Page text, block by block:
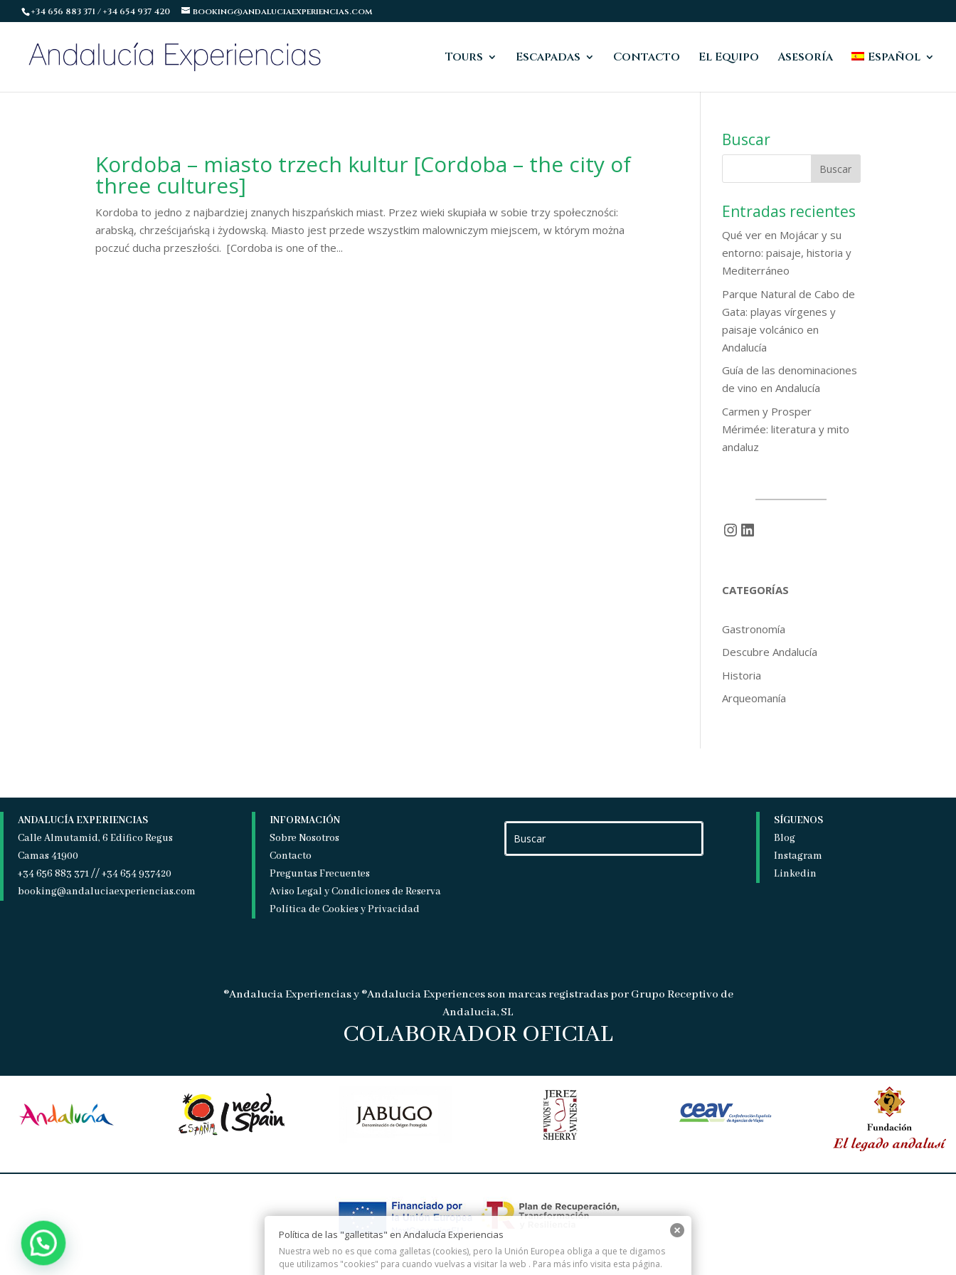
+34 656 883 371 / +34 654 937 420 booking@andaluciaexperiencias.com
Tours Escapadas Contacto El Equipo Asesoría Español
Kordoba – miasto trzech kultur [Cordoba – the city of
three cultures]
Kordoba to jedno z najbardziej znanych hiszpańskich miast. Przez wieki skupiała w sobie trzy społeczności:
arabską, chrześcijańską i żydowską. Miasto jest przede wszystkim malowniczym miejscem, w którym można
poczuć ducha przeszłości. [Cordoba is one of the...
Buscar
Entradas recientes
Qué ver en Mojácar y su
entorno: paisaje, historia y
Mediterráneo
Parque Natural de Cabo de
Gata: playas vírgenes y
paisaje volcánico en
Andalucía
Guía de las denominaciones
de vino en Andalucía
Carmen y Prosper
Mérimée: literatura y mito
andaluz
Instagram
LinkedIn
CATEGORÍAS
Gastronomía
Descubre Andalucía
Historia
Arqueomanía
ANDALUCÍA EXPERIENCIAS
Calle Almutamid, 6 Edifico Regus
Camas 41900
+34 656 883 371 // +34 654 937420
booking@andaluciaexperiencias.com
INFORMACIÓN
Sobre Nosotros
Contacto
Preguntas Frecuentes
Aviso Legal y Condiciones de Reserva
Política de Cookies y Privacidad
SÍGUENOS
Blog
Instagram
Linkedin
®Andalucia Experiencias y ®Andalucia Experiences son marcas registradas por Grupo Receptivo de
Andalucia, SL
COLABORADOR OFICIAL
Política de las "galletitas" en Andalucía Experiencias
Nuestra web no es que coma galletas (cookies), pero la Unión Europea obliga a que te digamos
que utilizamos "cookies" para cuando vuelvas a visitar la web . Para más info visita esta página.